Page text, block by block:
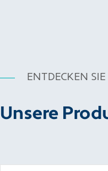
ENTDECKEN
Unsere